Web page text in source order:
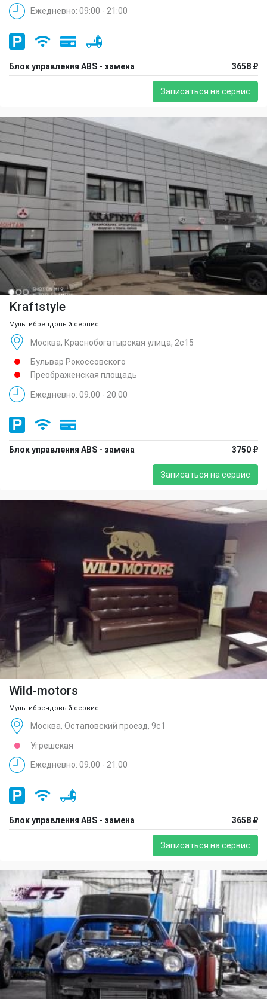
Ежедневно: 09:00 - 21:00
Блок управления ABS - замена 3658 ₽
Записаться на сервис
Kraftstyle
Мультибрендовый сервис
Москва, Краснобогатырская улица, 2с15
Бульвар Рокоссовского
Преображенская площадь
Ежедневно: 09:00 - 20:00
Блок управления ABS - замена 3750 ₽
Записаться на сервис
Wild-motors
Мультибрендовый сервис
Москва, Остаповский проезд, 9с1
Угрешская
Ежедневно: 09:00 - 21:00
Блок управления ABS - замена 3658 ₽
Записаться на сервис